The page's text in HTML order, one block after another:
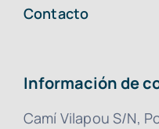
Contacto
Información de
Camí Vilapou S/N,